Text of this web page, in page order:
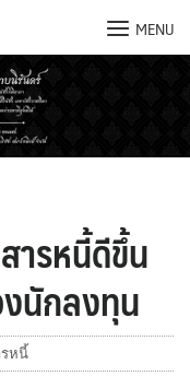
MENU
ารหนี้ดีขึ้น
นักลงทุน
หนี้